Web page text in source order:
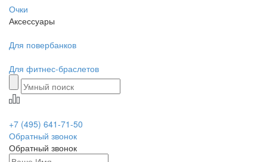
Очки
Аксессуары
Для повербанков
Для фитнес-браслетов
+7 (495) 641-71-50
Обратный звонок
Обратный звонок